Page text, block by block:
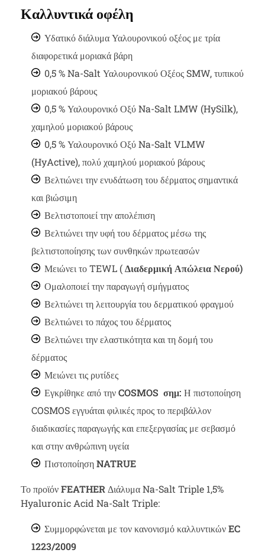
Καλλυντικά οφέλη
Υδατικό διάλυμα Υαλουρονικού οξέος με τρία
διαφορετικά μοριακά βάρη
0,5 % Na-Salt Υαλουρονικού Οξέος SMW, τυπικού
μοριακού βάρους
0,5 % Υαλουρονικό Οξύ Na-Salt LMW (HySilk),
χαμηλού μοριακού βάρους
0,5 % Υαλουρονικό Οξύ Na-Salt VLMW
(HyActive), πολύ χαμηλού μοριακού βάρους
Βελτιώνει την ενυδάτωση του δέρματος σημαντικά
και βιώσιμη
Βελτιστοποιεί την απολέπιση
Βελτιώνει την υφή του δέρματος μέσω της
βελτιστοποίησης των συνθηκών πρωτεασών
Μειώνει το TEWL (Διαδερμική Απώλεια Νερού)
Ομαλοποιεί την παραγωγή σμήγματος
Βελτιώνει τη λειτουργία του δερματικού φραγμού
Βελτιώνει το πάχος του δέρματος
Βελτιώνει την ελαστικότητα και τη δομή του
δέρματος
Μειώνει τις ρυτίδες
Εγκρίθηκε από τηνCOSMOS σημ: Η πιστοποίηση
COSMOS εγγυάται φιλικές προς το περιβάλλον
διαδικασίες παραγωγής και επεξεργασίας με σεβασμό
και στην ανθρώπινη υγεία
ΠιστοποίησηNATRUE
Το προϊόνFEATHER Διάλυμα Na-Salt Triple 1,5%
Hyaluronic Acid Na-Salt Triple:
Συμμορφώνεται με τον κανονισμό καλλυντικώνEC
1223/2009